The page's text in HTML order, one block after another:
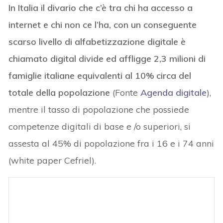
In Italia il divario che c’è tra chi ha accesso a
internet e chi non ce l’ha, con un conseguente
scarso livello di alfabetizzazione digitale è
chiamato digital divide ed affligge 2,3 milioni di
famiglie italiane equivalenti al 10% circa del
totale della popolazione (FonteAgenda digitale),
mentre il tasso di popolazione che possiede
competenze digitali di base e /o superiori, si
assesta al 45% di popolazione fra i 16 e i 74 anni
(white paper Cefriel).